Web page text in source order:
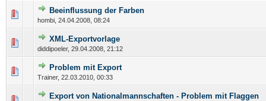
Beeinflussung der Farben
hombi, 24.04.2008, 08:24
XML-Exportvorlage
diddipoeler, 29.04.2008, 21:12
Problem mit Export
Trainer, 22.03.2010, 00:33
Export von Nationalmannschaften - Problem mit Flaggen